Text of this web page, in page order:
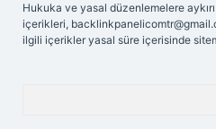
Hukuka ve yasal düzenlemelere
içerikleri,
ilgili içerikler yasal süre içerisinde